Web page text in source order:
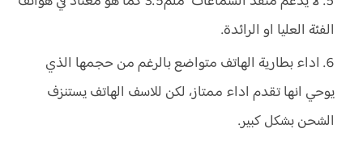
الفئة العليا او الرائدة.
اداء بطارية الهاتف متواضع بالرغم من حجمها الذي
يوحي انها تقدم اداء ممتاز، لكن للاسف الهاتف يستنزف
الشحن بشكل كبير.